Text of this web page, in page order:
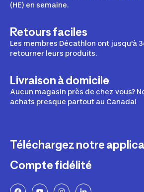
(HE) en semaine.
Retours faciles
Les membres Décathlon ont jusqu'à
retourner leurs produits.
Livraison à domicile
Aucun magasin près de chez vous?
achats presque partout au Canada!
Téléchargez notre
Compte fidélité